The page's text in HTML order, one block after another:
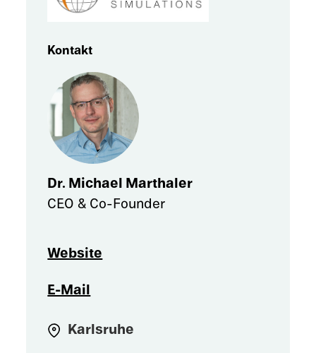
Kontakt
Dr. Michael Marthaler
CEO & Co-Founder
Website
E-Mail
Karls­ruhe